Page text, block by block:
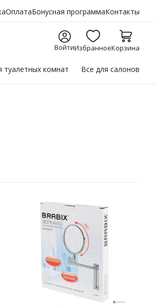
ОплатаБонусная программаКонтакты
ВойтиИзбранноеКорзина
туалетных комнат Все для салонов